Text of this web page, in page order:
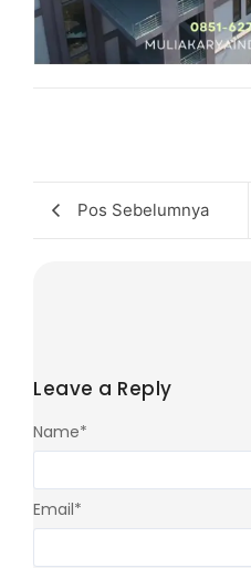
Pos Sebelumnya
Leave a Reply
Name*
Email*